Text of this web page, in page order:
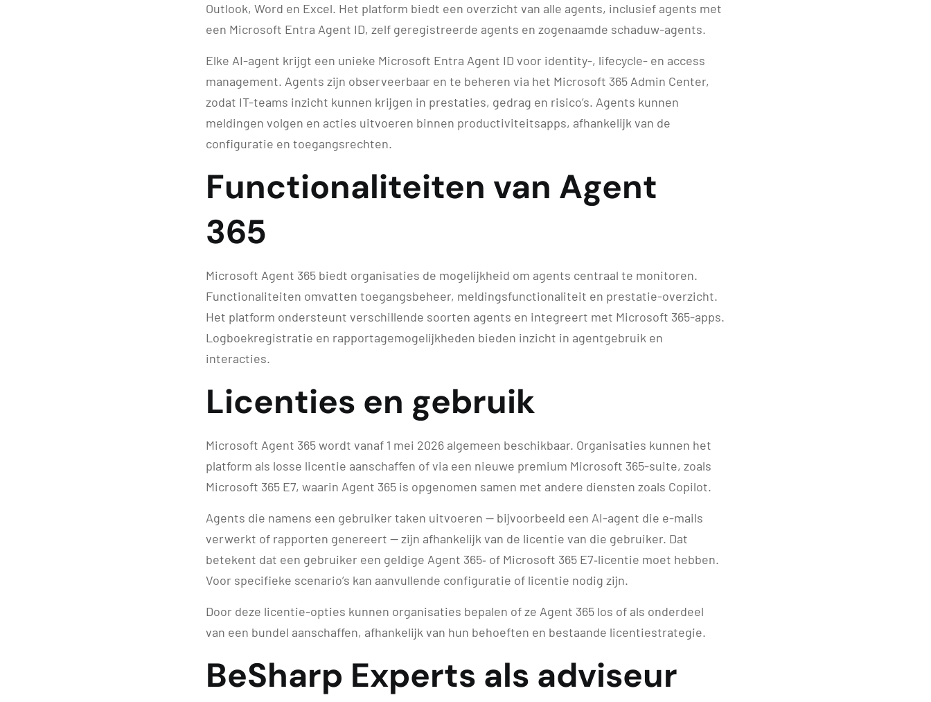
Outlook, Word en Excel. Het platform biedt een overzicht van alle agents, inclusief agents met
een Microsoft Entra Agent ID, zelf geregistreerde agents en zogenaamde schaduw-agents.
Elke AI-agent krijgt een unieke Microsoft Entra Agent ID voor identity-, lifecycle- en access
management. Agents zijn observeerbaar en te beheren via het Microsoft 365 Admin Center,
zodat IT-teams inzicht kunnen krijgen in prestaties, gedrag en risico’s. Agents kunnen
meldingen volgen en acties uitvoeren binnen productiviteitsapps, afhankelijk van de
configuratie en toegangsrechten.
Functionaliteiten van Agent
365
Microsoft Agent 365 biedt organisaties de mogelijkheid om agents centraal te monitoren.
Functionaliteiten omvatten toegangsbeheer, meldingsfunctionaliteit en prestatie-overzicht.
Het platform ondersteunt verschillende soorten agents en integreert met Microsoft 365-apps.
Logboekregistratie en rapportagemogelijkheden bieden inzicht in agentgebruik en
interacties.
Licenties en gebruik
Microsoft Agent 365 wordt vanaf 1 mei 2026 algemeen beschikbaar. Organisaties kunnen het
platform als losse licentie aanschaffen of via een nieuwe premium Microsoft 365-suite, zoals
Microsoft 365 E7, waarin Agent 365 is opgenomen samen met andere diensten zoals Copilot.
Agents die namens een gebruiker taken uitvoeren — bijvoorbeeld een AI-agent die e-mails
verwerkt of rapporten genereert — zijn afhankelijk van de licentie van die gebruiker. Dat
betekent dat een gebruiker een geldige Agent 365‑ of Microsoft 365 E7‑licentie moet hebben.
Voor specifieke scenario’s kan aanvullende configuratie of licentie nodig zijn.
Door deze licentie-opties kunnen organisaties bepalen of ze Agent 365 los of als onderdeel
van een bundel aanschaffen, afhankelijk van hun behoeften en bestaande licentiestrategie.
BeSharp Experts als adviseur